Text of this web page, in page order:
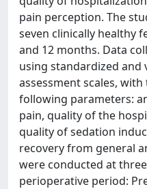
pain perception. The
seven clinically healthy
and 12 months. Data
using standardized and
assessment scales,
following parameters:
pain, quality of the
quality of sedation
recovery from general
were conducted at
perioperative period: